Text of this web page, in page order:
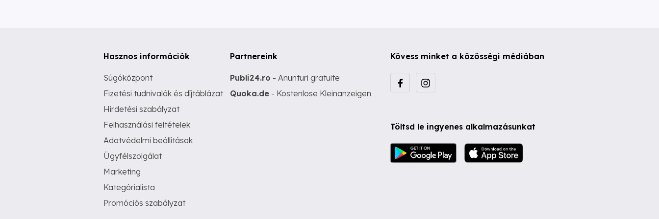
Hasznos információk
Súgóközpont
Fizetési tudnivalók és díjtáblázat
Hirdetési szabályzat
Felhasználási feltételek
Adatvédelmi beállítások
Ügyfélszolgálat
Marketing
Kategórialista
Promóciós szabályzat
Partnereink
Publi24.ro - Anunturi gratuite
Quoka.de - Kostenlose Kleinanzeigen
Kövess minket a közösségi médiában
Töltsd le ingyenes alkalmazásunkat